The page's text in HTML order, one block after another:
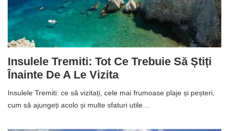
Insulele Tremiti: Tot Ce Trebuie Să Știți
Înainte De A Le Vizita
Insulele Tremiti: ce să vizitați, cele mai frumoase plaje și peșteri,
cum să ajungeți acolo și multe sfaturi utile…